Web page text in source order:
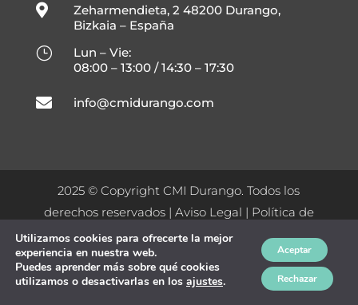
!

Zeharmendieta, 2 48200 Durango,
Bizkaia – España
}
Lun – Vie:
08:00 – 13:00 / 14:30 – 17:30
 info@cmidurango.com
2025 © Copyright CMI Durango. Todos los
derechos reservados | Aviso Legal | Política de
Privacidad|Política de Cookies|
Generales de Venta|
Condiciones Generales de
Compra| Manual de Calidad
Utilizamos cookies para ofrecerte la mejor
experiencia en nuestra web.
Puedes aprender más sobre qué cookies
utilizamos o desactivarlas en los ajustes.
Aceptar
Rechazar